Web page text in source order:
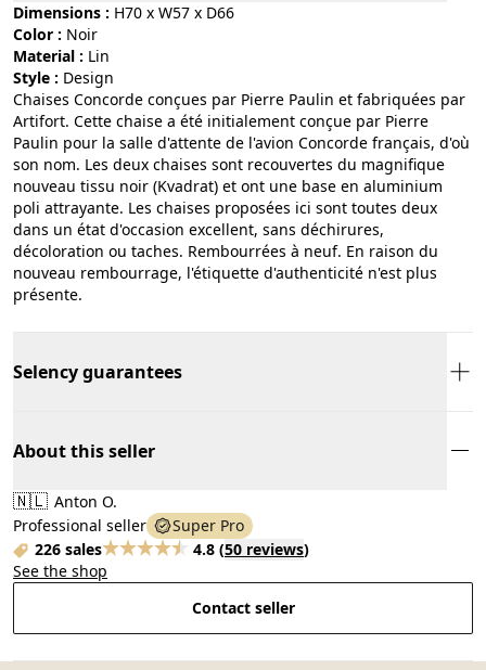
Dimensions : H70 x W57 x D66
Color :
noir
Material :
lin
Style :
design
Chaises Concorde conçues par Pierre Paulin et fabriquées par
Artifort. Cette chaise a été initialement conçue par Pierre
Paulin pour la salle d'attente de l'avion Concorde français, d'où
son nom. Les deux chaises sont recouvertes du magnifique
nouveau tissu noir (Kvadrat) et ont une base en aluminium
poli attrayante. Les chaises proposées ici sont toutes deux
dans un état d'occasion excellent, sans déchirures,
décoloration ou taches. Rembourrées à neuf. En raison du
nouveau rembourrage, l'étiquette d'authenticité n'est plus
présente.
Selency guarantees
About this seller
🇳🇱 Anton O.
Professional seller
Super Pro
226 sales
4.8 (50 reviews)
See the shop
Contact seller